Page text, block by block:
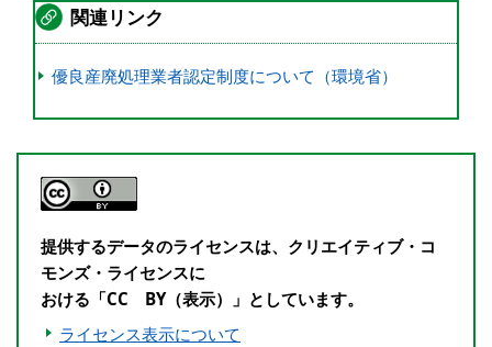
関連リンク
優良産廃処理業者認定制度について（環境省）
提供するデータのライセンスは、クリエイティブ・コ
モンズ・ライセンスに
おける「CC BY（表示）」としています。
ライセンス表示について